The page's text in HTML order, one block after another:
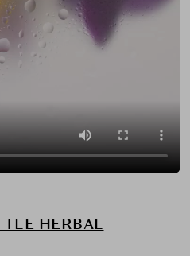
HERBAL